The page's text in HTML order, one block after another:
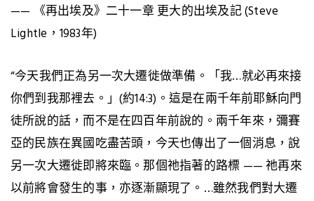
—— 《再出埃及》二十一章 更大的出埃及記 (Steve
Lightle，1983年)
“今天我們正為另一次大遷徙做準備。「我…就必再來接
你們到我那裡去。」(約14:3)。這是在兩千年前耶穌向門
徒所說的話，而不是在四百年前說的。兩千年來，彌賽
亞的民族在異國吃盡苦頭，今天也傳出了一個消息，說
另一次大遷徙即將來臨。那個祂指著的路標 —— 祂再來
以前將會發生的事，亦逐漸顯現了。…雖然我們對大遷